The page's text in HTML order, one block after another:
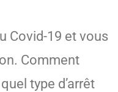
Covid-19 et vous
Comment
type d’arrêt